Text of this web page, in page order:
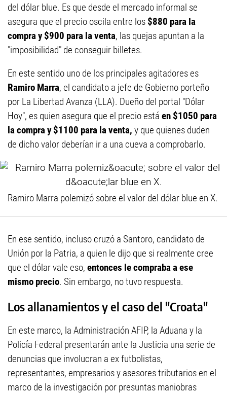
del dólar blue. Es que desde el mercado informal se
asegura que el precio oscila entre los $880 para la
compra y $900 para la venta, las quejas apuntan a la
"imposibilidad" de conseguir billetes.
En este sentido uno de los principales agitadores es
Ramiro Marra, el candidato a jefe de Gobierno porteño
por La Libertad Avanza (LLA). Dueño del portal "Dólar
Hoy", es quien asegura que el precio está en $1050 para
la compra y $1100 para la venta, y que quienes duden
de dicho valor deberían ir a una cueva a comprobarlo.
Ramiro Marra polemizó sobre el valor del dólar blue en X.
En ese sentido, incluso cruzó a Santoro, candidato de
Unión por la Patria, a quien le dijo que si realmente cree
que el dólar vale eso, entonces le compraba a ese
mismo precio. Sin embargo, no tuvo respuesta.
Los allanamientos y el caso del "Croata"
En este marco, la Administración AFIP, la Aduana y la
Policía Federal presentarán ante la Justicia una serie de
denuncias que involucran a ex futbolistas,
representantes, empresarios y asesores tributarios en el
marco de la investigación por presuntas maniobras